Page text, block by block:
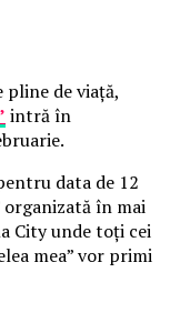
pline de viață,
intră în
data de 12
organizată în mai
City unde toți cei
mea” vor primi